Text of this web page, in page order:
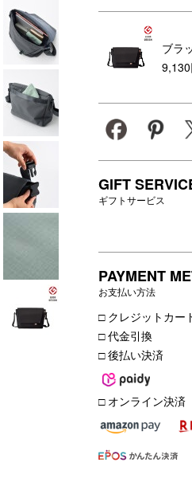
るマッ
ストップ
カラーは
トです。
ます。
ブラ
GIFT
ギフトサービス
PAYMENT
お支払い方法
□ クレジットカー
□ 代金引換
□ 後払い決済
□ オンライン決済